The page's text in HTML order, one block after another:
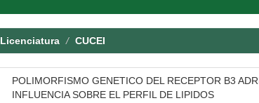
Licenciatura CUCEI
POLIMORFISMO GENETICO DEL RECEPTOR B3
INFLUENCIA SOBRE EL PERFIL DE LIPIDOS